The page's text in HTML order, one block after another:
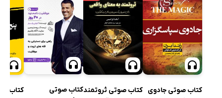
کتاب صوتی جادوی کتاب صوتی ثروتمندکتاب صوتی
کتاب